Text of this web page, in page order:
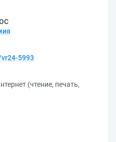
5993
(чтение, печать,